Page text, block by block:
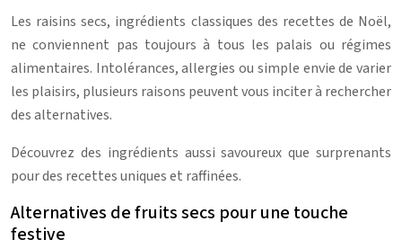
Les raisins secs, ingrédients classiques des recettes de Noël,
ne conviennent pas toujours à tous les palais ou régimes
alimentaires. Intolérances, allergies ou simple envie de varier
les plaisirs, plusieurs raisons peuvent vous inciter à rechercher
des alternatives.
Découvrez des ingrédients aussi savoureux que surprenants
pour des recettes uniques et raffinées.
Alternatives de fruits secs pour une touche
festive